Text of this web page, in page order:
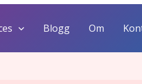
Blogg Om